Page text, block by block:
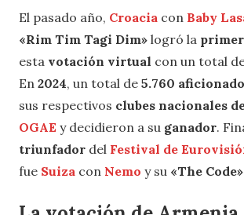
El pasado año, Croacia con Baby
«Rim Tim Tagi Dim» logró la
esta votación virtual con un total
En 2024, un total de 5.760
sus respectivos clubes nacionales
OGAE y decidieron a su ganador.
triunfador del Festival de
fue Suiza con Nemo y su «The Code»